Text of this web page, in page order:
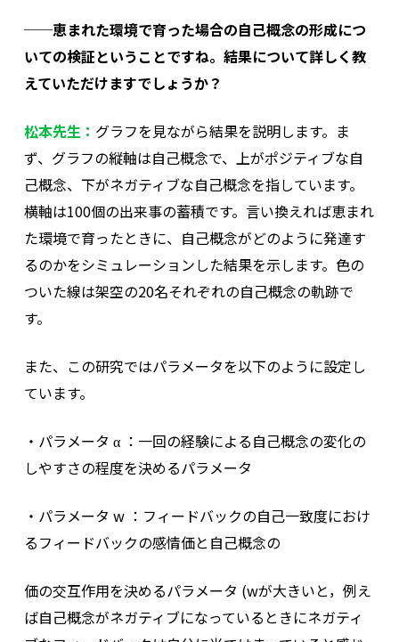
──恵まれた環境で育った場合の自己概念の形成につ
いての検証ということですね。結果について詳しく教
えていただけますでしょうか？
松本先生： グラフを見ながら結果を説明します。ま
ず、グラフの縦軸は自己概念で、上がポジティブな自
己概念、下がネガティブな自己概念を指しています。
横軸は100個の出来事の蓄積です。言い換えれば恵まれ
た環境で育ったときに、自己概念がどのように発達す
るのかをシミュレーションした結果を示します。色の
ついた線は架空の20名それぞれの自己概念の軌跡で
す。
また、この研究ではパラメータを以下のように設定し
ています。
・パラメータ α ：一回の経験による自己概念の変化の
しやすさの程度を決めるパラメータ
・パラメータ w ：フィードバックの自己一致度におけ
るフィードバックの感情価と自己概念の
価の交互作用を決めるパラメータ (wが大きいと，例え
ば自己概念がネガティブになっているときにネガティ